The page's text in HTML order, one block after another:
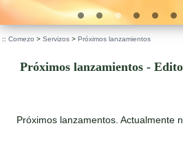
:: Comezo > Servizos > Próximos lanzamientos
Próximos lanzamientos -
Próximos lanzamentos. Actualmente